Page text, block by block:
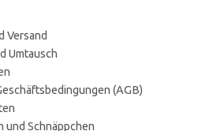
Versand
Umtausch
(AGB)
und Schnäppchen